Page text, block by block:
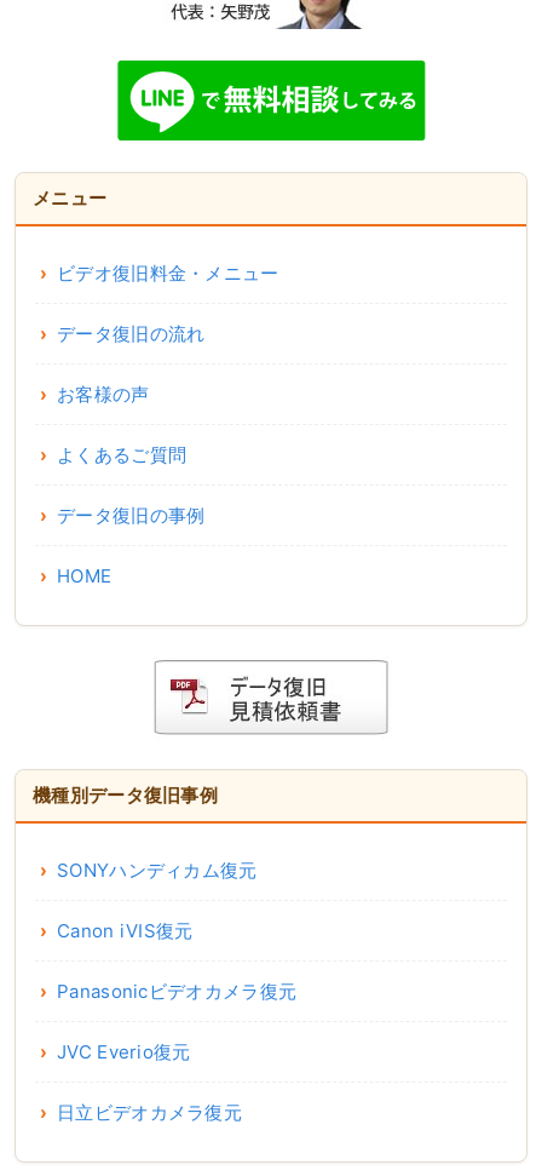
メニュー
ビデオ復旧料金・メニュー
データ復旧の流れ
お客様の声
よくあるご質問
データ復旧の事例
HOME
機種別データ復旧事例
SONYハンディカム復元
Canon iVIS復元
Panasonicビデオカメラ復元
JVC Everio復元
日立ビデオカメラ復元